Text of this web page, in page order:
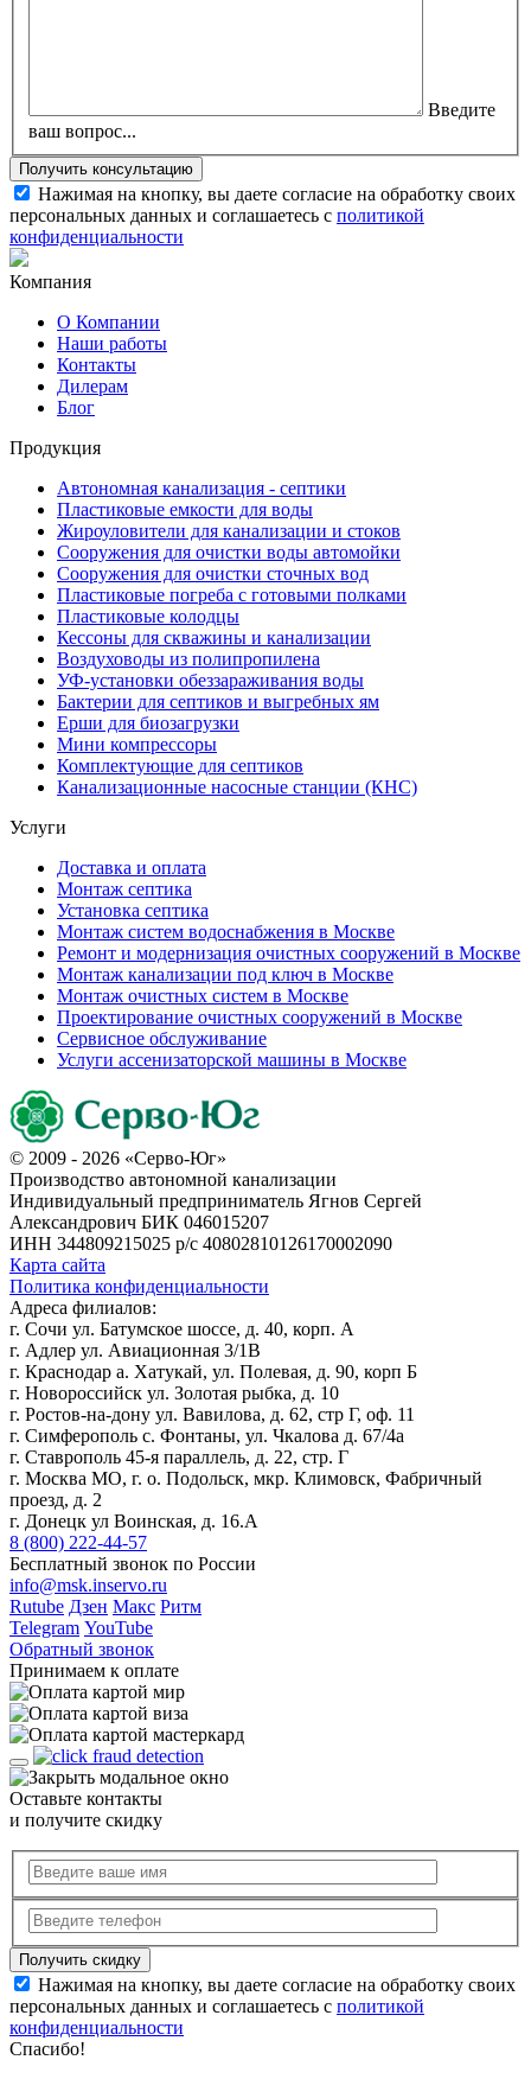
Введите
ваш вопрос...
Нажимая на кнопку, вы даете согласие на обработку своих
персональных данных и соглашаетесь с политикой
конфиденциальности
Компания
О Компании
Наши работы
Контакты
Дилерам
Блог
Продукция
Автономная канализация - септики
Пластиковые емкости для воды
Жироуловители для канализации и стоков
Сооружения для очистки воды автомойки
Сооружения для очистки сточных вод
Пластиковые погреба с готовыми полками
Пластиковые колодцы
Кессоны для скважины и канализации
Воздуховоды из полипропилена
УФ-установки обеззараживания воды
Бактерии для септиков и выгребных ям
Ерши для биозагрузки
Мини компрессоры
Комплектующие для септиков
Канализационные насосные станции (КНС)
Услуги
Доставка и оплата
Монтаж септика
Установка септика
Монтаж систем водоснабжения в Москве
Ремонт и модернизация очистных сооружений в Москве
Монтаж канализации под ключ в Москве
Монтаж очистных систем в Москве
Проектирование очистных сооружений в Москве
Сервисное обслуживание
Услуги ассенизаторской машины в Москве
© 2009 - 2026 «Серво-Юг»
Производство автономной канализации
Индивидуальный предприниматель Ягнов Сергей
Александрович БИК 046015207
ИНН 344809215025 р/с 40802810126170002090
Карта сайта
Политика конфиденциальности
Адреса филиалов:
г. Сочи ул. Батумское шоссе, д. 40, корп. А
г. Адлер ул. Авиационная 3/1В
г. Краснодар а. Хатукай, ул. Полевая, д. 90, корп Б
г. Новороссийск ул. Золотая рыбка, д. 10
г. Ростов-на-дону ул. Вавилова, д. 62, стр Г, оф. 11
г. Симферополь с. Фонтаны, ул. Чкалова д. 67/4а
г. Ставрополь 45-я параллель, д. 22, стр. Г
г. Москва МО, г. о. Подольск, мкр. Климовск, Фабричный
проезд, д. 2
г. Донецк ул Воинская, д. 16.А
8 (800) 222-44-57
Бесплатный звонок по России
info@msk.inservo.ru
Rutube Дзен Макс Ритм
Telegram YouTube
Обратный звонок
Принимаем к оплате
Оставьте контакты
и получите скидку
Нажимая на кнопку, вы даете согласие на обработку своих
персональных данных и соглашаетесь с политикой
конфиденциальности
Спасибо!